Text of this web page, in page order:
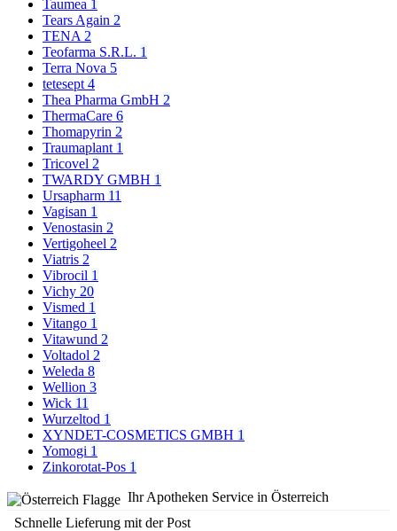
Taumea 1
Tears Again 2
TENA 2
Teofarma S.R.L. 1
Terra Nova 5
tetesept 4
Thea Pharma GmbH 2
ThermaCare 6
Thomapyrin 2
Traumaplant 1
Tricovel 2
TWARDY GMBH 1
Ursapharm 11
Vagisan 1
Venostasin 2
Vertigoheel 2
Viatris 2
Vibrocil 1
Vichy 20
Vismed 1
Vitango 1
Vitawund 2
Voltadol 2
Weleda 8
Wellion 3
Wick 11
Wurzeltod 1
XYNDET-COSMETICS GMBH 1
Yomogi 1
Zinkorotat-Pos 1
Ihr Apotheken Service in Österreich
Schnelle Lieferung mit der Post